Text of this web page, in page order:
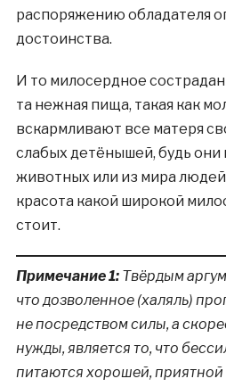
распоряжению обладателя
достоинства.
И то милосердное
та нежная пища, такая как
вскармливают все матеря
слабых детёнышей, будь они
животных или из мира
красота какой широкой
стоит.
Примечание 1:Твёрдым
что дозволенное (халяль)
не посредством силы, а
нужды, является то, что
питаются хорошей,